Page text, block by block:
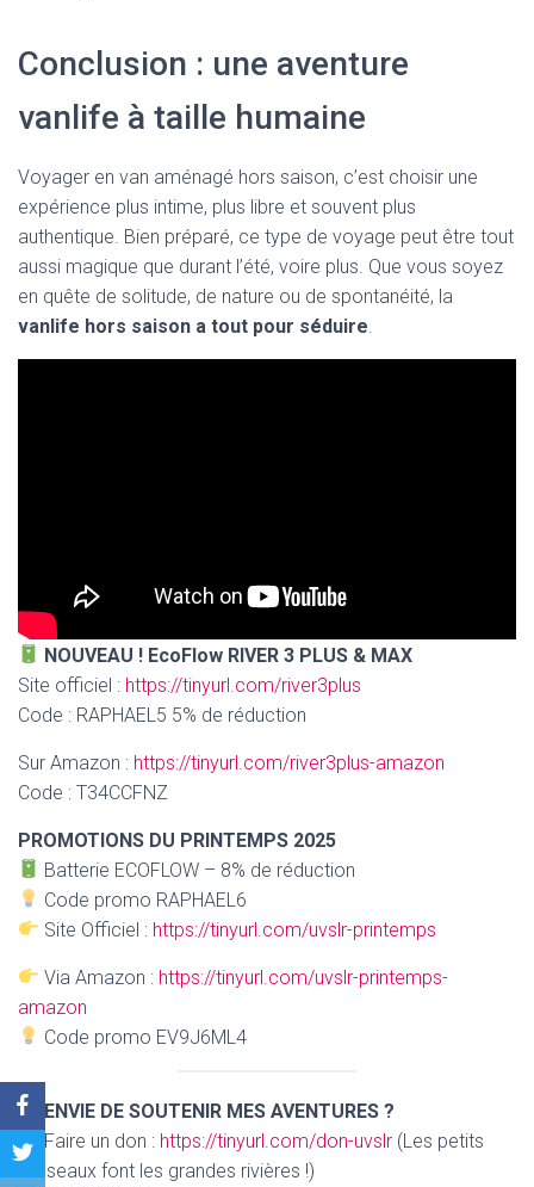
Conclusion : une aventure
vanlife à taille humaine
Voyager en van aménagé hors saison, c’est choisir une
expérience plus intime, plus libre et souvent plus
authentique. Bien préparé, ce type de voyage peut être tout
aussi magique que durant l’été, voire plus. Que vous soyez
en quête de solitude, de nature ou de spontanéité, la
vanlife hors saison a tout pour séduire.
NOUVEAU ! EcoFlow RIVER 3 PLUS & MAX
Site officiel : https://tinyurl.com/river3plus
Code : RAPHAEL5 5% de réduction
Sur Amazon : https://tinyurl.com/river3plus-amazon
Code : T34CCFNZ
PROMOTIONS DU PRINTEMPS 2025
Batterie ECOFLOW – 8% de réduction
Code promo RAPHAEL6
Site Officiel : https://tinyurl.com/uvslr-printemps
Via Amazon : https://tinyurl.com/uvslr-printemps-
amazon
Code promo EV9J6ML4
ENVIE DE SOUTENIR MES AVENTURES ?
Faire un don : https://tinyurl.com/don-uvslr (Les petits
ruisseaux font les grandes rivières !)